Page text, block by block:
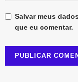
Salvar meus
que eu comentar.